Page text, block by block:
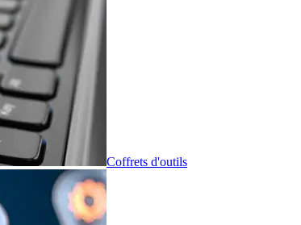
Coffrets d'outils